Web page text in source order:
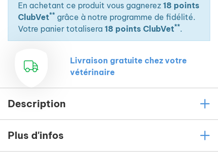
En achetant ce produit vous gagnerez 18 points
ClubVet** grâce à notre programme de fidélité.
Votre panier totalisera 18 points ClubVet**.
Livraison gratuite chez votre
vétérinaire
Description
Plus d'infos